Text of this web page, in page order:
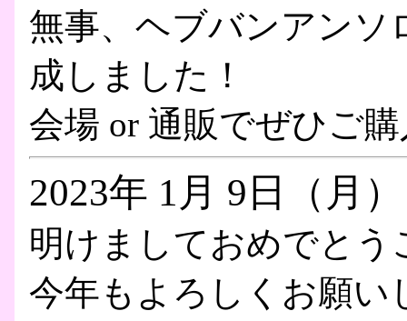
無事、ヘブバンアンソ
成しました！
会場 or 通販でぜひご
2023年 1月 9日（月）
明けましておめでとう
今年もよろしくお願い